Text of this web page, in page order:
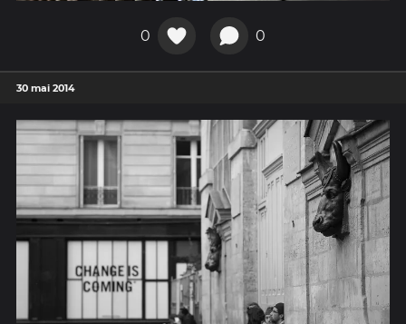
0 0
30 mai 2014